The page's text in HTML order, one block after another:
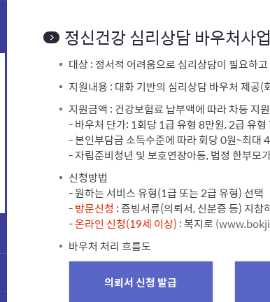
정신건강 심리상담 바우처사업
대상 : 정서적 어려움으로 심리상담이 필요하고
지원내용 : 대화 기반의 심리상담 바우처 제공
지원금액 : 건강보험료 납부액에 따라 차등 지원
- 바우처 단가: 1회당 1급 유형 8만원, 2급 유형
- 본인부담금 소득수준에 따라 회당 0원~최대
- 자립준비청년 및 보호연장아동, 법정 한부모
신청방법
- 원하는 서비스 유형(1급 또는 2급 유형) 선택
-방문신청 : 증빙서류(의뢰서, 신분증 등) 지참
-온라인 신청(19세 이상) : 복지로
바우처 처리 흐름도
의뢰서 신청 발급